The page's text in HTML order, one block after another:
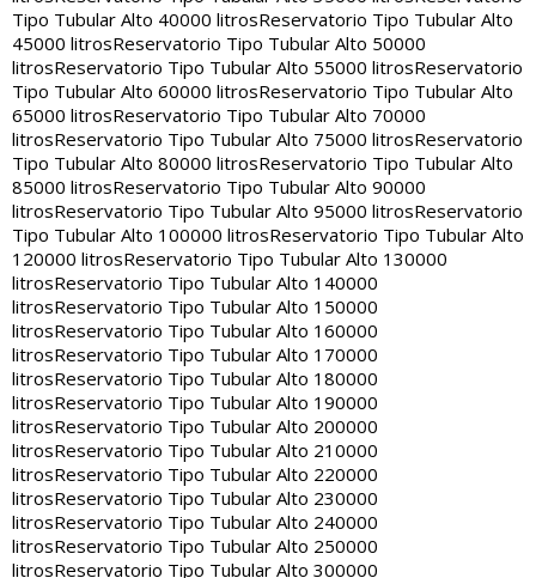
Tipo Tubular Alto 40000 litrosReservatorio Tipo Tubular Alto
45000 litrosReservatorio Tipo Tubular Alto 50000
litrosReservatorio Tipo Tubular Alto 55000 litrosReservatorio
Tipo Tubular Alto 60000 litrosReservatorio Tipo Tubular Alto
65000 litrosReservatorio Tipo Tubular Alto 70000
litrosReservatorio Tipo Tubular Alto 75000 litrosReservatorio
Tipo Tubular Alto 80000 litrosReservatorio Tipo Tubular Alto
85000 litrosReservatorio Tipo Tubular Alto 90000
litrosReservatorio Tipo Tubular Alto 95000 litrosReservatorio
Tipo Tubular Alto 100000 litrosReservatorio Tipo Tubular Alto
120000 litrosReservatorio Tipo Tubular Alto 130000
litrosReservatorio Tipo Tubular Alto 140000
litrosReservatorio Tipo Tubular Alto 150000
litrosReservatorio Tipo Tubular Alto 160000
litrosReservatorio Tipo Tubular Alto 170000
litrosReservatorio Tipo Tubular Alto 180000
litrosReservatorio Tipo Tubular Alto 190000
litrosReservatorio Tipo Tubular Alto 200000
litrosReservatorio Tipo Tubular Alto 210000
litrosReservatorio Tipo Tubular Alto 220000
litrosReservatorio Tipo Tubular Alto 230000
litrosReservatorio Tipo Tubular Alto 240000
litrosReservatorio Tipo Tubular Alto 250000
litrosReservatorio Tipo Tubular Alto 300000